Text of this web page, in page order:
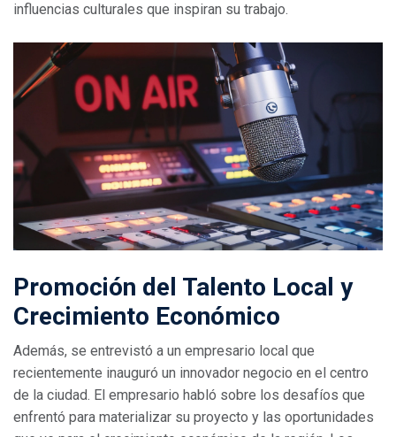
influencias culturales que inspiran su trabajo.
Promoción del Talento Local y
Crecimiento Económico
Además, se entrevistó a un empresario local que
recientemente inauguró un innovador negocio en el centro
de la ciudad. El empresario habló sobre los desafíos que
enfrentó para materializar su proyecto y las oportunidades